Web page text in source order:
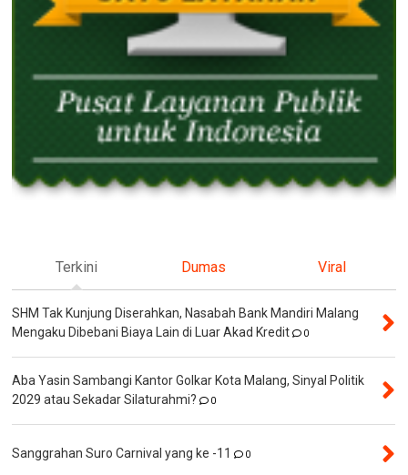
Terkini Dumas Viral
SHM Tak Kunjung Diserahkan, Nasabah Bank Mandiri Malang
Mengaku Dibebani Biaya Lain di Luar Akad Kredit
0
Aba Yasin Sambangi Kantor Golkar Kota Malang, Sinyal Politik
2029 atau Sekadar Silaturahmi?
0
Sanggrahan Suro Carnival yang ke -11 0